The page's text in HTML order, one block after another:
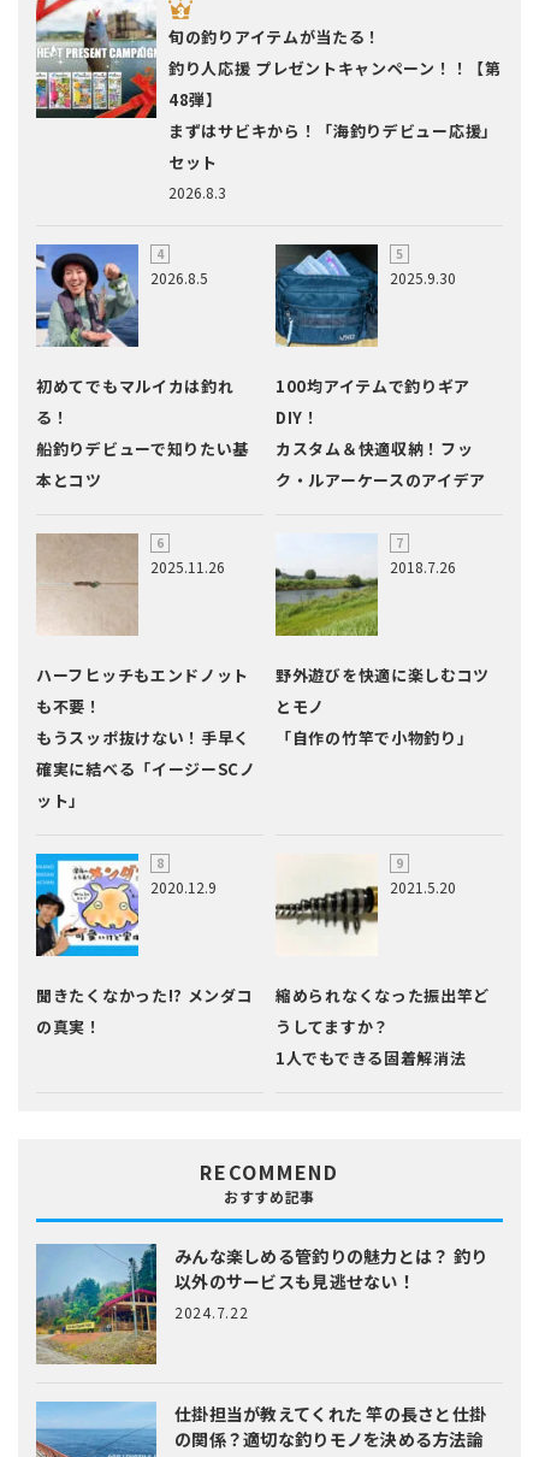
2026.8.3
旬の釣りアイテムが当たる！
釣り人応援 プレゼントキャンペーン！！【第
48弾】
まずはサビキから！「海釣りデビュー応援」
セット
2026.8.5
初めてでもマルイカは釣れ
る！
船釣りデビューで知りたい基
本とコツ
2025.9.30
100均アイテムで釣りギア
DIY！
カスタム＆快適収納！フッ
ク・ルアーケースのアイデア
2025.11.26
ハーフヒッチもエンドノット
も不要！
もうスッポ抜けない！手早く
確実に結べる「イージーSCノ
ット」
2018.7.26
野外遊びを快適に楽しむコツ
とモノ
「自作の竹竿で小物釣り」
2020.12.9
聞きたくなかった!? メンダコ
の真実！
2021.5.20
縮められなくなった振出竿ど
うしてますか？
1人でもできる固着解消法
RECOMMEND
おすすめ記事
みんな楽しめる管釣りの魅力とは？ 釣り
以外のサービスも見逃せない！
2024.7.22
仕掛担当が教えてくれた竿の長さと仕掛
の関係？適切な釣りモノを決める方法論